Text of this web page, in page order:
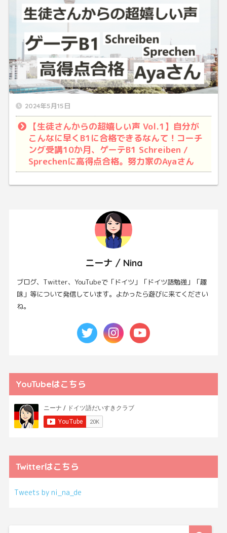
2024年5月15日
【生徒さんからの超嬉しい声 Vol.1】自分が
こんなに早くB1に合格できるなんて！コーチ
ング受講10か月、ゲーテB1 Schreiben /
Sprechenに高得点合格。努力家のAyaさん
ニーナ / Nina
ブログ、Twitter、YouTubeで「ドイツ」「ドイツ語勉強」「趣
味」等について発信しています。よかったら遊びに来てください
ね。
YouTubeはこちら
Twitterはこちら
Tweets by ni_na_de